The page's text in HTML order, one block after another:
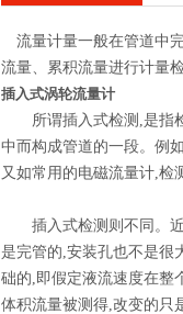
流量计量一般在管道中
流量、累积流量进行计量
插入式涡轮流量计
所谓插入式检测,是指检
中而构成管道的一段。例
又如常用的电磁流量计,检
插入式检测则不同。近
是完管的,安装孔也不是很
础的,即假定液流速度在整
体积流量被测得,改变的只